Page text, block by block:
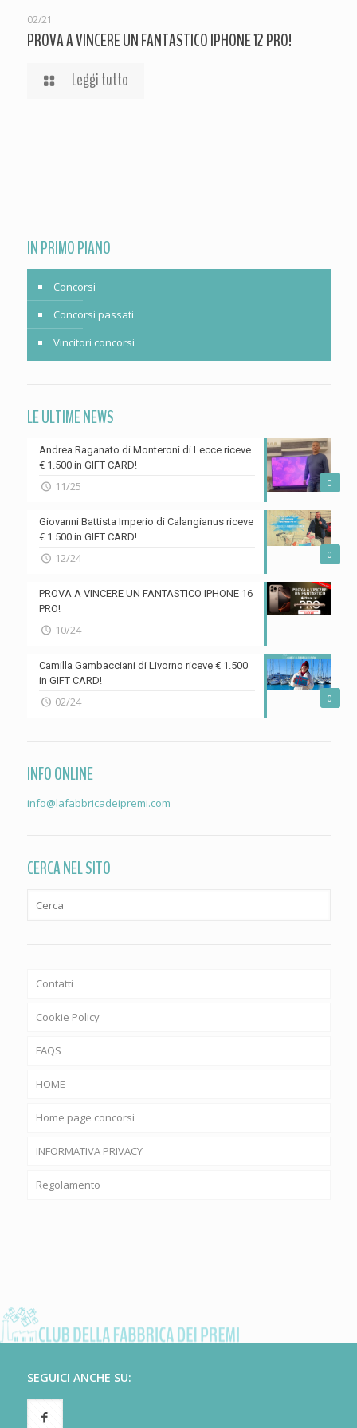
02/21
PROVA A VINCERE UN FANTASTICO IPHONE 12 PRO!
Leggi tutto
IN PRIMO PIANO
Concorsi
Concorsi passati
Vincitori concorsi
LE ULTIME NEWS
0
Andrea Raganato di Monteroni di Lecce riceve
€ 1.500 in GIFT CARD!
11/25
0
Giovanni Battista Imperio di Calangianus riceve
€ 1.500 in GIFT CARD!
12/24
PROVA A VINCERE UN FANTASTICO IPHONE 16
PRO!
10/24
0
Camilla Gambacciani di Livorno riceve € 1.500
in GIFT CARD!
02/24
INFO ONLINE
info@lafabbricadeipremi.com
CERCA NEL SITO
Contatti
Cookie Policy
FAQS
HOME
Home page concorsi
INFORMATIVA PRIVACY
Regolamento
SEGUICI ANCHE SU: